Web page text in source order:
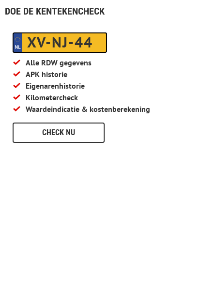
DOE DE KENTEKENCHECK
XV-NJ-44
Alle RDW gegevens
APK historie
Eigenarenhistorie
Kilometercheck
Waardeindicatie & kostenberekening
CHECK NU